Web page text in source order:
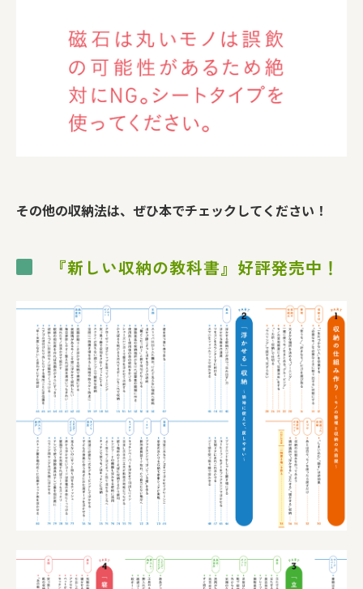
その他の収納法は、ぜひ本でチェックしてください！
『新しい収納の教科書』好評発売中！